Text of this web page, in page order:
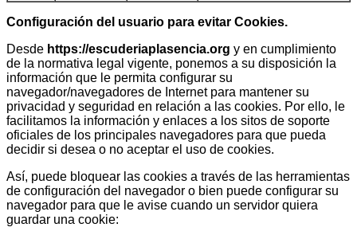
Configuración del usuario para evitar Cookies.
Desde https://escuderiaplasencia.org y en cumplimiento
de la normativa legal vigente, ponemos a su disposición la
información que le permita configurar su
navegador/navegadores de Internet para mantener su
privacidad y seguridad en relación a las cookies. Por ello, le
facilitamos la información y enlaces a los sitos de soporte
oficiales de los principales navegadores para que pueda
decidir si desea o no aceptar el uso de cookies.
Así, puede bloquear las cookies a través de las herramientas
de configuración del navegador o bien puede configurar su
navegador para que le avise cuando un servidor quiera
guardar una cookie: